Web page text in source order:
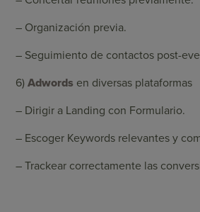
– Organización previa.
– Seguimiento de contactos post-
6)Adwords en diversas plataformas
– Dirigir a Landing con Formulario.
– Escoger Keywords relevantes y
– Trackear correctamente las